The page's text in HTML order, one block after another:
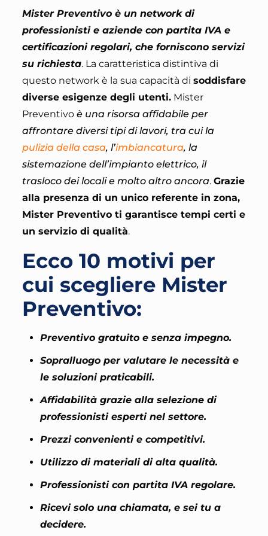
Mister Preventivo è un network di
professionisti e aziende con partita IVA e
certificazioni regolari, che forniscono servizi
su richiesta. La caratteristica distintiva di
questo network è la sua capacità di soddisfare
diverse esigenze degli utenti.Mister
Preventivo è una risorsa affidabile per
affrontare diversi tipi di lavori, tra cui la
pulizia della casa, l’imbiancatura, la
sistemazione dell’impianto elettrico, il
trasloco dei locali e molto altro ancora. Grazie
alla presenza di un unico referente in zona,
Mister Preventivo ti garantisce tempi certi e
un servizio di qualità.
Ecco 10 motivi per
cui scegliere Mister
Preventivo:
Preventivo gratuito e senza impegno.
Sopralluogo per valutare le necessità e
le soluzioni praticabili.
Affidabilità grazie alla selezione di
professionisti esperti nel settore.
Prezzi convenienti e competitivi.
Utilizzo di materiali di alta qualità.
Professionisti con partita IVA regolare.
Ricevi solo una chiamata, e sei tu a
decidere.